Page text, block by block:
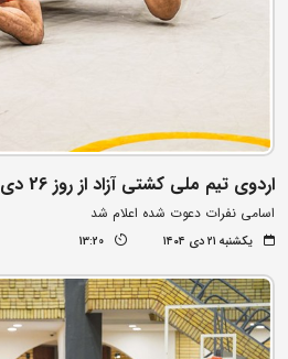
اردوی تیم ملی کشتی آزاد از روز 26 دی ماه آغاز می شود
اسامی نفرات دعوت شده اعلام شد
یکشنبه ۲۱ دی ۱۴۰۴ 13:20